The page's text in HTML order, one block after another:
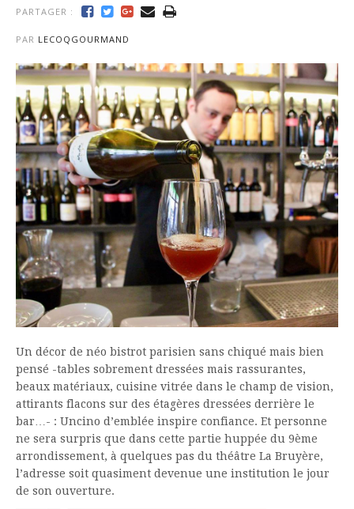
PARTAGER :
PAR LECOQGOURMAND
Un décor de néo bistrot parisien sans chiqué mais bien
pensé -tables sobrement dressées mais rassurantes,
beaux matériaux, cuisine vitrée dans le champ de vision,
attirants flacons sur des étagères dressées derrière le
bar…- : Uncino d’emblée inspire confiance. Et personne
ne sera surpris que dans cette partie huppée du 9ème
arrondissement, à quelques pas du théâtre La Bruyère,
l’adresse soit quasiment devenue une institution le jour
de son ouverture.